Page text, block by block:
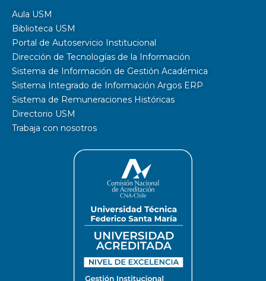
Aula USM
Biblioteca USM
Portal de Autoservicio Institucional
Dirección de Tecnologías de la Información
Sistema de Información de Gestión Académica
Sistema Integrado de Información Argos ERP
Sistema de Remuneraciones Históricas
Directorio USM
Trabaja con nosotros